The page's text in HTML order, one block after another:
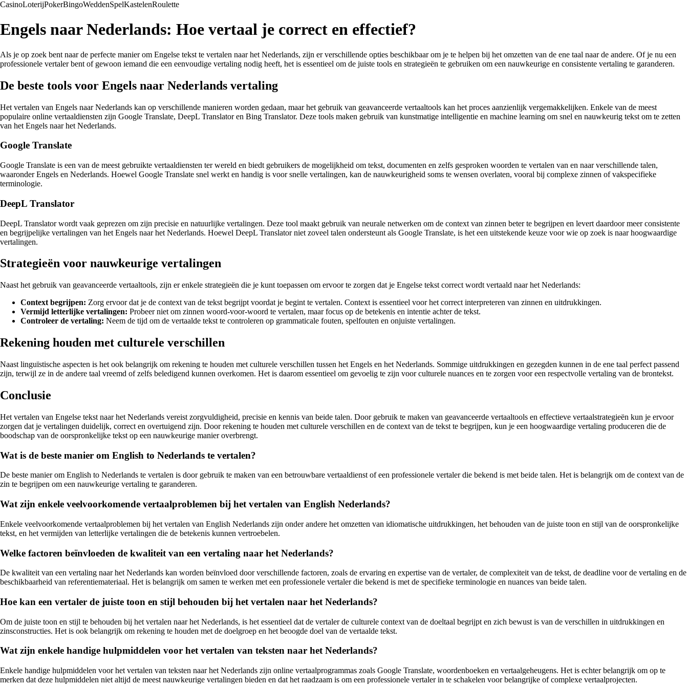
CasinoLoterijPokerBingoWeddenSpelKastelenRoulette
Engels naar Nederlands: Hoe vertaal je correct en effectief?
Als je op zoek bent naar de perfecte manier om Engelse tekst te vertalen naar het Nederlands, zijn er verschillende opties beschikbaar om je te helpen bij het omzetten van de ene taal naar de andere. Of je nu een
professionele vertaler bent of gewoon iemand die een eenvoudige vertaling nodig heeft, het is essentieel om de juiste tools en strategieën te gebruiken om een nauwkeurige en consistente vertaling te garanderen.
De beste tools voor Engels naar Nederlands vertaling
Het vertalen van Engels naar Nederlands kan op verschillende manieren worden gedaan, maar het gebruik van geavanceerde vertaaltools kan het proces aanzienlijk vergemakkelijken. Enkele van de meest
populaire online vertaaldiensten zijn Google Translate, DeepL Translator en Bing Translator. Deze tools maken gebruik van kunstmatige intelligentie en machine learning om snel en nauwkeurig tekst om te zetten
van het Engels naar het Nederlands.
Google Translate
Google Translate is een van de meest gebruikte vertaaldiensten ter wereld en biedt gebruikers de mogelijkheid om tekst, documenten en zelfs gesproken woorden te vertalen van en naar verschillende talen,
waaronder Engels en Nederlands. Hoewel Google Translate snel werkt en handig is voor snelle vertalingen, kan de nauwkeurigheid soms te wensen overlaten, vooral bij complexe zinnen of vakspecifieke
terminologie.
DeepL Translator
DeepL Translator wordt vaak geprezen om zijn precisie en natuurlijke vertalingen. Deze tool maakt gebruik van neurale netwerken om de context van zinnen beter te begrijpen en levert daardoor meer consistente
en begrijpelijke vertalingen van het Engels naar het Nederlands. Hoewel DeepL Translator niet zoveel talen ondersteunt als Google Translate, is het een uitstekende keuze voor wie op zoek is naar hoogwaardige
vertalingen.
Strategieën voor nauwkeurige vertalingen
Naast het gebruik van geavanceerde vertaaltools, zijn er enkele strategieën die je kunt toepassen om ervoor te zorgen dat je Engelse tekst correct wordt vertaald naar het Nederlands:
Context begrijpen: Zorg ervoor dat je de context van de tekst begrijpt voordat je begint te vertalen. Context is essentieel voor het correct interpreteren van zinnen en uitdrukkingen.
Vermijd letterlijke vertalingen: Probeer niet om zinnen woord-voor-woord te vertalen, maar focus op de betekenis en intentie achter de tekst.
Controleer de vertaling: Neem de tijd om de vertaalde tekst te controleren op grammaticale fouten, spelfouten en onjuiste vertalingen.
Rekening houden met culturele verschillen
Naast linguïstische aspecten is het ook belangrijk om rekening te houden met culturele verschillen tussen het Engels en het Nederlands. Sommige uitdrukkingen en gezegden kunnen in de ene taal perfect passend
zijn, terwijl ze in de andere taal vreemd of zelfs beledigend kunnen overkomen. Het is daarom essentieel om gevoelig te zijn voor culturele nuances en te zorgen voor een respectvolle vertaling van de brontekst.
Conclusie
Het vertalen van Engelse tekst naar het Nederlands vereist zorgvuldigheid, precisie en kennis van beide talen. Door gebruik te maken van geavanceerde vertaaltools en effectieve vertaalstrategieën kun je ervoor
zorgen dat je vertalingen duidelijk, correct en overtuigend zijn. Door rekening te houden met culturele verschillen en de context van de tekst te begrijpen, kun je een hoogwaardige vertaling produceren die de
boodschap van de oorspronkelijke tekst op een nauwkeurige manier overbrengt.
Wat is de beste manier om English to Nederlands te vertalen?
De beste manier om English to Nederlands te vertalen is door gebruik te maken van een betrouwbare vertaaldienst of een professionele vertaler die bekend is met beide talen. Het is belangrijk om de context van de
zin te begrijpen om een nauwkeurige vertaling te garanderen.
Wat zijn enkele veelvoorkomende vertaalproblemen bij het vertalen van English Nederlands?
Enkele veelvoorkomende vertaalproblemen bij het vertalen van English Nederlands zijn onder andere het omzetten van idiomatische uitdrukkingen, het behouden van de juiste toon en stijl van de oorspronkelijke
tekst, en het vermijden van letterlijke vertalingen die de betekenis kunnen vertroebelen.
Welke factoren beïnvloeden de kwaliteit van een vertaling naar het Nederlands?
De kwaliteit van een vertaling naar het Nederlands kan worden beïnvloed door verschillende factoren, zoals de ervaring en expertise van de vertaler, de complexiteit van de tekst, de deadline voor de vertaling en de
beschikbaarheid van referentiemateriaal. Het is belangrijk om samen te werken met een professionele vertaler die bekend is met de specifieke terminologie en nuances van beide talen.
Hoe kan een vertaler de juiste toon en stijl behouden bij het vertalen naar het Nederlands?
Om de juiste toon en stijl te behouden bij het vertalen naar het Nederlands, is het essentieel dat de vertaler de culturele context van de doeltaal begrijpt en zich bewust is van de verschillen in uitdrukkingen en
zinsconstructies. Het is ook belangrijk om rekening te houden met de doelgroep en het beoogde doel van de vertaalde tekst.
Wat zijn enkele handige hulpmiddelen voor het vertalen van teksten naar het Nederlands?
Enkele handige hulpmiddelen voor het vertalen van teksten naar het Nederlands zijn online vertaalprogrammas zoals Google Translate, woordenboeken en vertaalgeheugens. Het is echter belangrijk om op te
merken dat deze hulpmiddelen niet altijd de meest nauwkeurige vertalingen bieden en dat het raadzaam is om een professionele vertaler in te schakelen voor belangrijke of complexe vertaalprojecten.